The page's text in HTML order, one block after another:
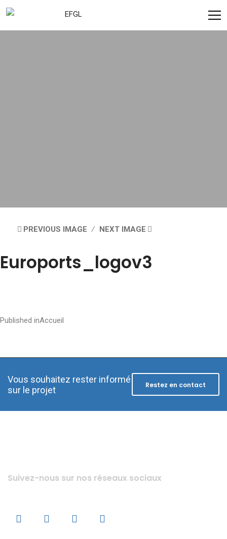
PREVIOUS IMAGE NEXT IMAGE
Euroports_logov3
Post
Published inAccueil
Vous souhaitez rester informé
sur le projet
Restez en contact
Suivez-nous sur nos réseaux sociaux